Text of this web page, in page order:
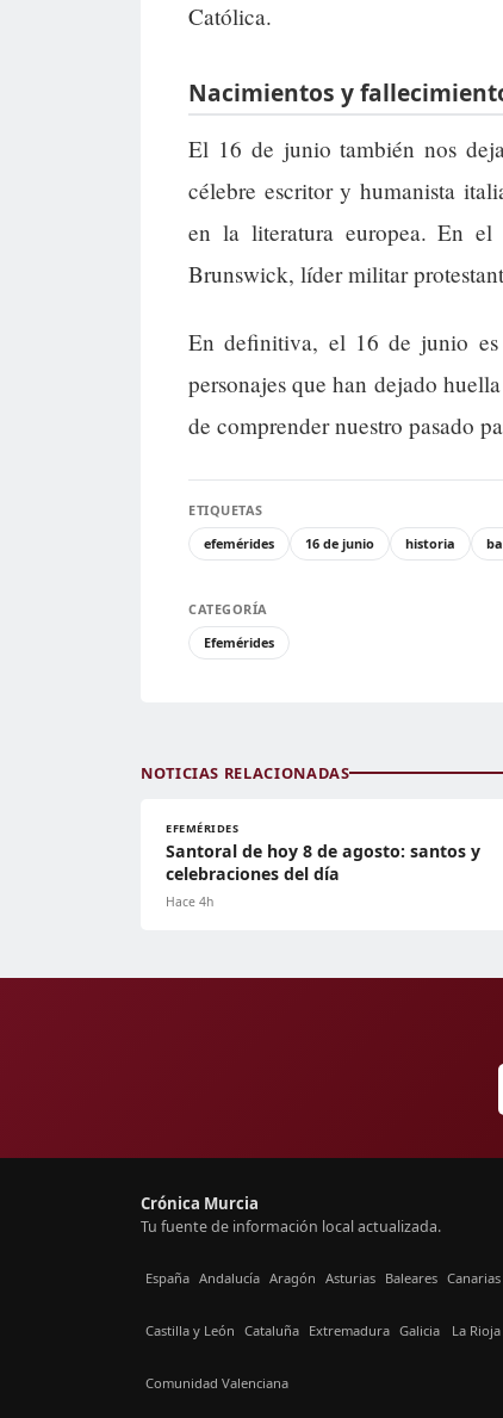
Católica.
Nacimientos y
El 16 de junio también nos
célebre escritor y humanista
en la literatura europea. En el
Brunswick, líder militar
En definitiva, el 16 de junio
personajes que han dejado
de comprender nuestro pasado
ETIQUETAS
efemérides
16 de junio historia
CATEGORÍA
Efemérides
NOTICIAS RELACIONADAS
EFEMÉRIDES
Santoral de hoy 8 de agosto: santos y
celebraciones del día
Hace 4h
Crónica Murcia
Tu fuente de información local actualizada.
España Andalucía Aragón Asturias Baleares Canarias
Castilla y León Cataluña Extremadura Galicia La Rioja
Comunidad Valenciana